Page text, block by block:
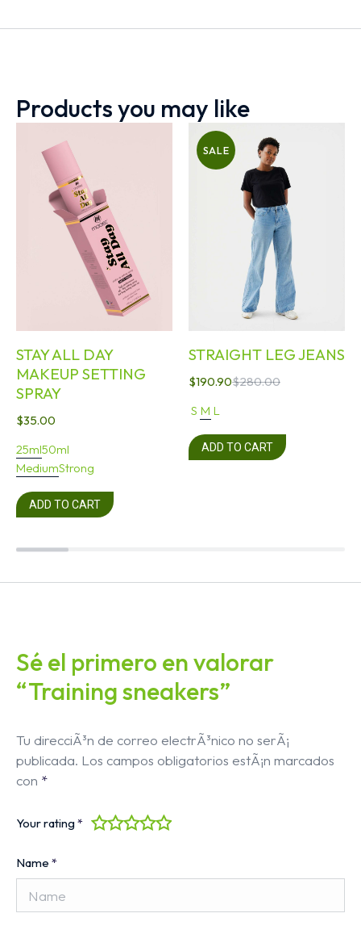
Products you may like
STAY ALL DAY
MAKEUP SETTING
SPRAY
$35.00
25ml50ml
MediumStrong
ADD TO CART
SALE
STRAIGHT LEG JEANS
$280.00
$190.90
S M L
ADD TO CART
Sé el primero en valorar
“Training sneakers”
Tu direcciÃ³n de correo electrÃ³nico no serÃ¡
publicada. Los campos obligatorios estÃ¡n marcados
con *
Your rating*
Name *